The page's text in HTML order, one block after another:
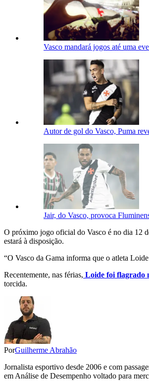
Vasco mandará jogos até uma
Autor de gol do Vasco, Puma
Jair, do Vasco, provoca
O próximo jogo oficial do Vasco é no dia 12
estará à disposição.
“O Vasco da Gama informa que o atleta
Recentemente, nas férias, Loide foi flagrado
torcida.
PorGuilherme Abrahão
Jornalista esportivo desde 2006 e com
em Análise de Desempenho voltado para